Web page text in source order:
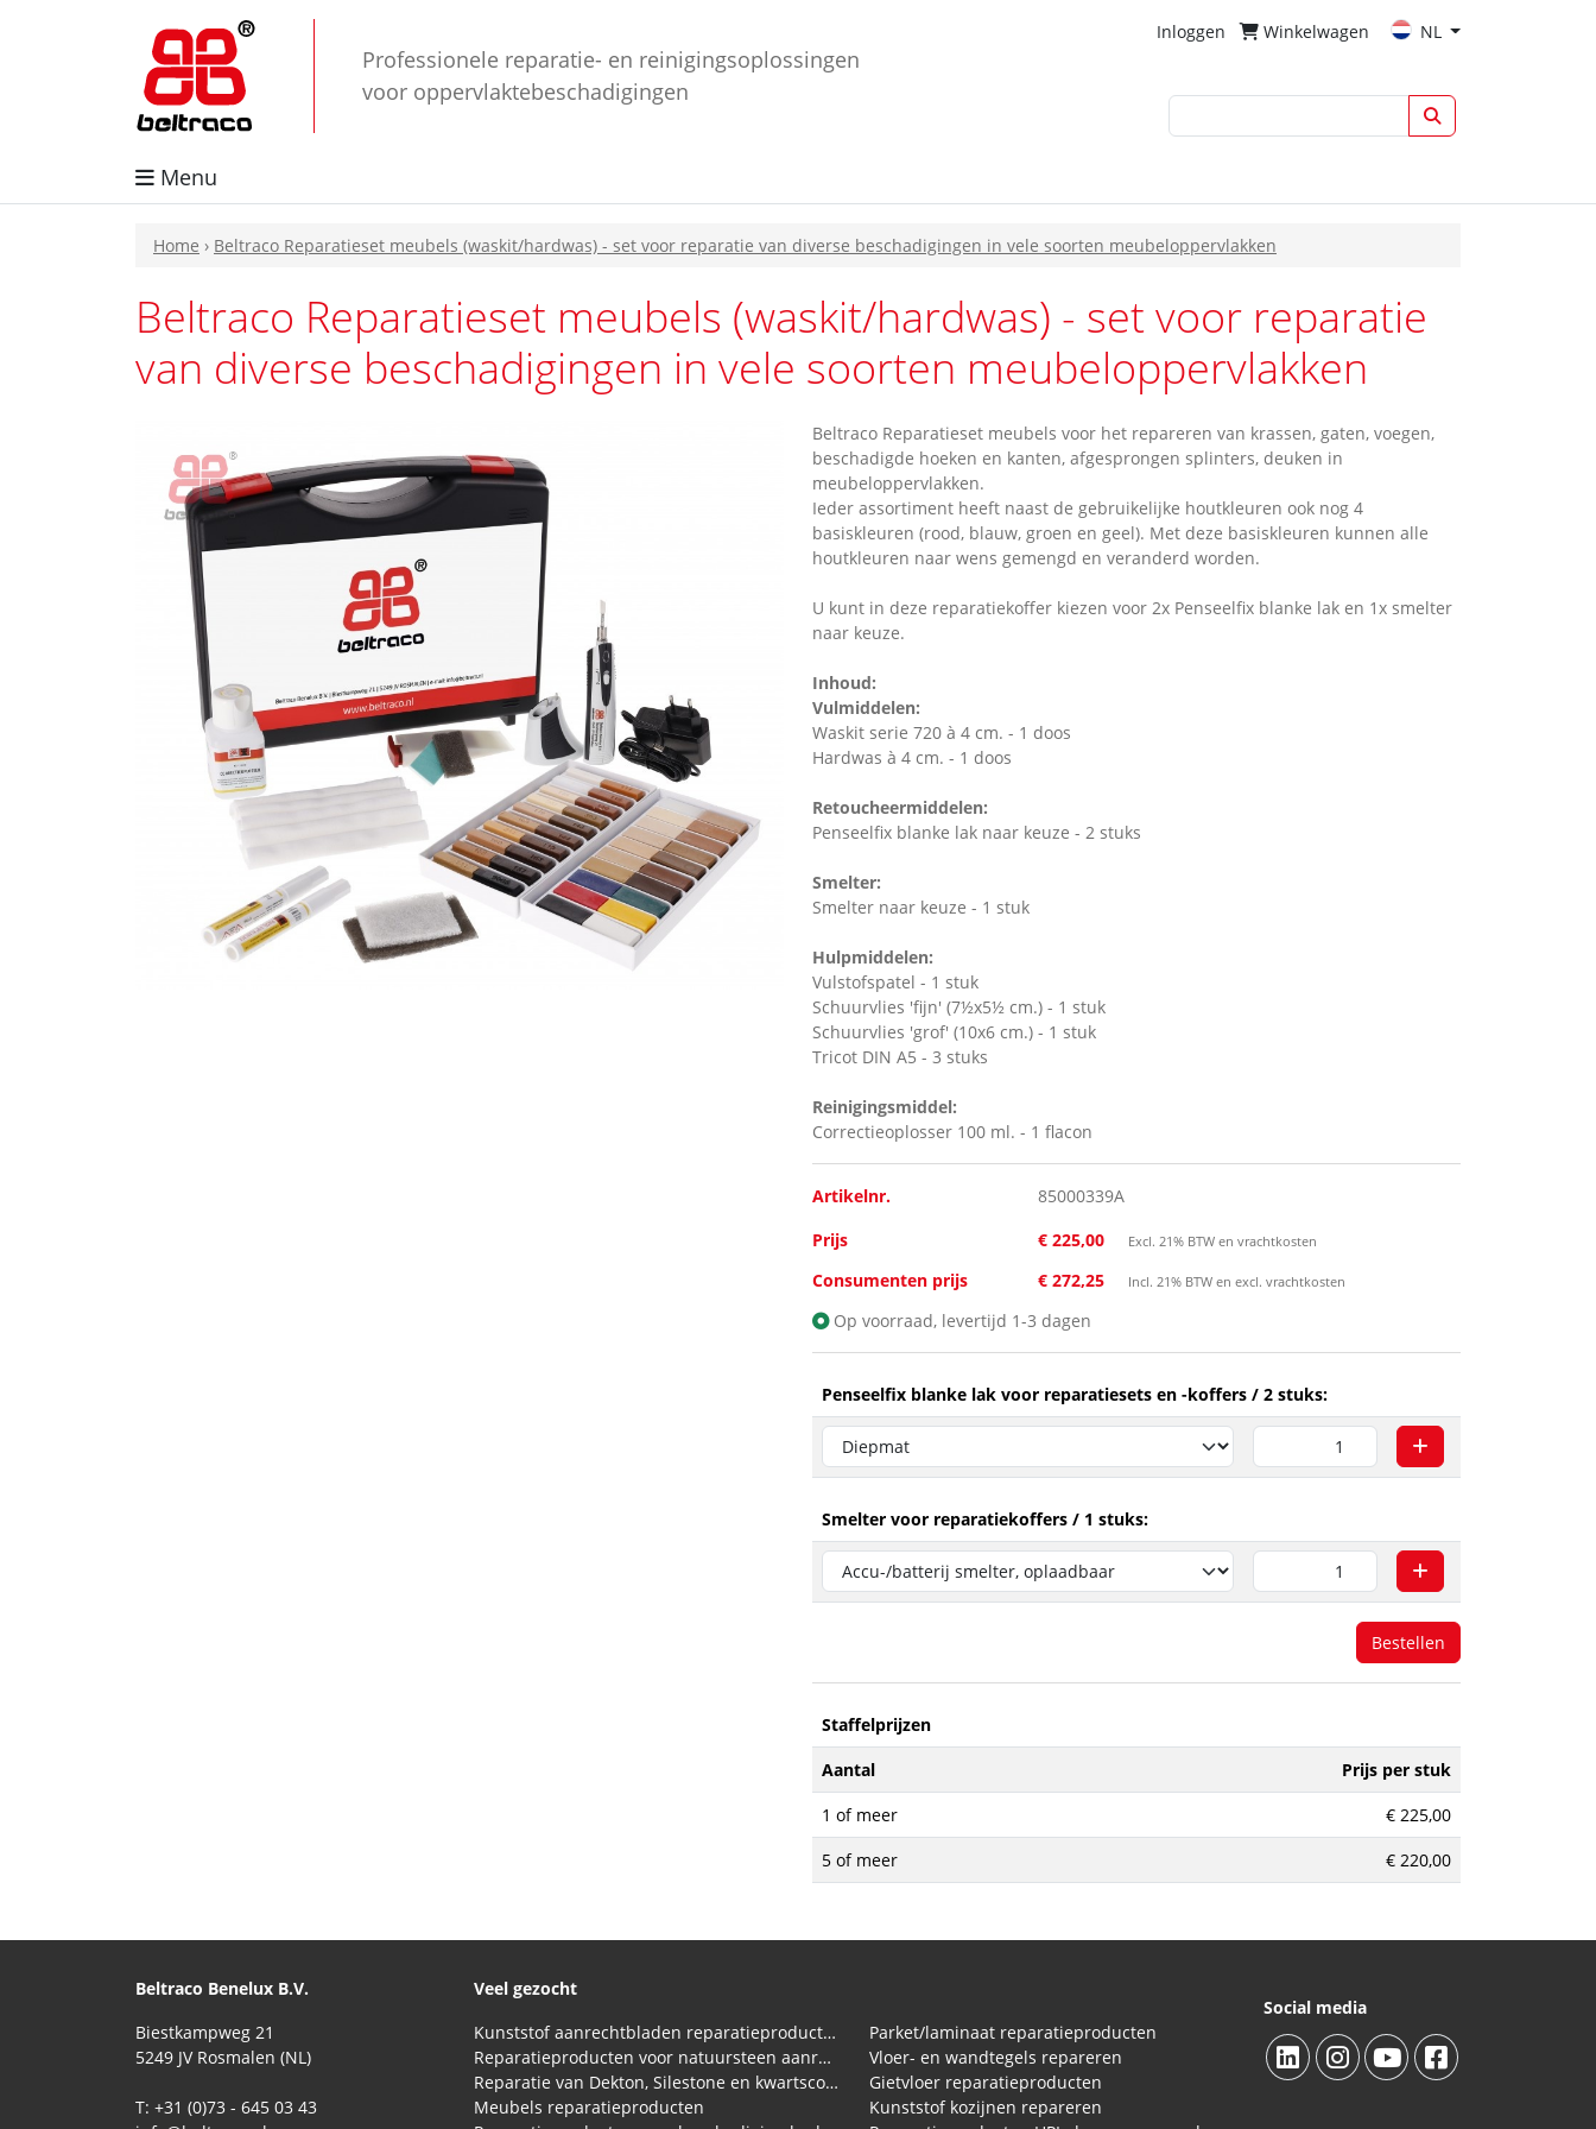
Professionele reparatie- en reinigingsoplossingen
voor oppervlaktebeschadigingen
Inloggen Winkelwagen NL
Menu
Home › Beltraco Reparatieset meubels (waskit/hardwas) - set voor reparatie van diverse beschadigingen in vele soorten meubeloppervlakken
Beltraco Reparatieset meubels (waskit/hardwas) - set voor reparatie
van diverse beschadigingen in vele soorten meubeloppervlakken
Beltraco Reparatieset meubels voor het repareren van krassen, gaten, voegen,
beschadigde hoeken en kanten, afgesprongen splinters, deuken in
meubeloppervlakken.
Ieder assortiment heeft naast de gebruikelijke houtkleuren ook nog 4
basiskleuren (rood, blauw, groen en geel). Met deze basiskleuren kunnen alle
houtkleuren naar wens gemengd en veranderd worden.
U kunt in deze reparatiekoffer kiezen voor 2x Penseelfix blanke lak en 1x smelter
naar keuze.
Inhoud:
Vulmiddelen:
Waskit serie 720 à 4 cm. - 1 doos
Hardwas à 4 cm. - 1 doos
Retoucheermiddelen:
Penseelfix blanke lak naar keuze - 2 stuks
Smelter:
Smelter naar keuze - 1 stuk
Hulpmiddelen:
Vulstofspatel - 1 stuk
Schuurvlies 'fijn' (7½x5½ cm.) - 1 stuk
Schuurvlies 'grof' (10x6 cm.) - 1 stuk
Tricot DIN A5 - 3 stuks
Reinigingsmiddel:
Correctieoplosser 100 ml. - 1 flacon
Artikelnr.
85000339A
Prijs
€ 225,00 Excl. 21% BTW en vrachtkosten
Consumenten prijs € 272,25 Incl. 21% BTW en excl. vrachtkosten
Op voorraad, levertijd 1-3 dagen
Penseelfix blanke lak voor reparatiesets en -koffers / 2 stuks:
Smelter voor reparatiekoffers / 1 stuks:
Bestellen
Staffelprijzen
Aantal
Prijs per stuk
1 of meer
€ 225,00
5 of meer
€ 220,00
Beltraco Benelux B.V.
Biestkampweg 21
5249 JV Rosmalen (NL)
T: +31 (0)73 - 645 03 43
Veel gezocht
Kunststof aanrechtbladen reparatieproducten (HPL en Volkern)
Reparatieproducten voor natuursteen aanrechtblad
Reparatie van Dekton, Silestone en kwartscomposiet aanrechtbladen
Meubels reparatieproducten
Parket/laminaat reparatieproducten
Vloer- en wandtegels repareren
Gietvloer reparatieproducten
Kunststof kozijnen repareren
Social media